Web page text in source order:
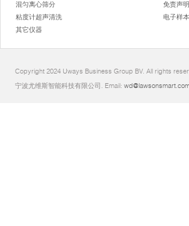
混匀离心筛分
粘度计超声清洗
其它仪器
免责声明
电子样本
Copyright 2024 Uways Business Group BV. All rights
宁波尤维斯智能科技有限公司. Email: